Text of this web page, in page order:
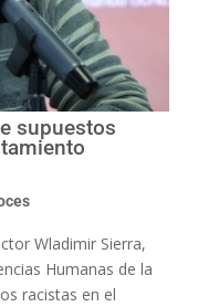
supuestos
Wladimir Sierra,
Humanas de la
racistas en el